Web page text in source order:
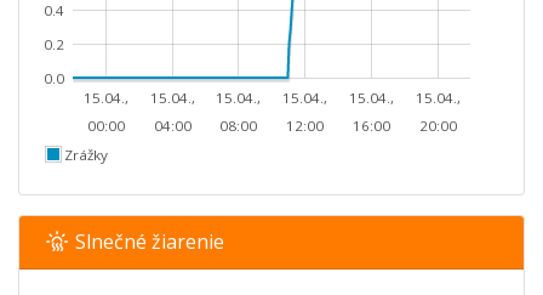
15.04.,
00:00
15.04.,
04:00
15.04.,
08:00
15.04.,
12:00
15.04.,
16:00
15.04.,
20:00
0.0
0.2
0.4
Zrážky
Slnečné žiarenie